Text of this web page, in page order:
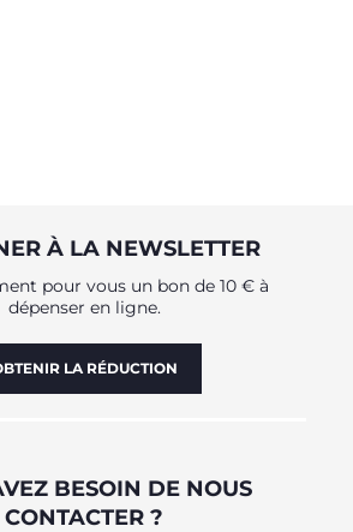
À LA NEWSLETTER
pour vous un bon de 10 € à
dépenser en ligne.
LA RÉDUCTION
BESOIN DE NOUS
CONTACTER ?